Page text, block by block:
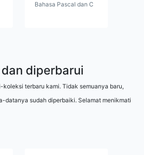
Bahasa Pascal dan C
diperbarui
terbaru kami. Tidak semuanya baru,
datanya sudah diperbaiki. Selamat menikmati